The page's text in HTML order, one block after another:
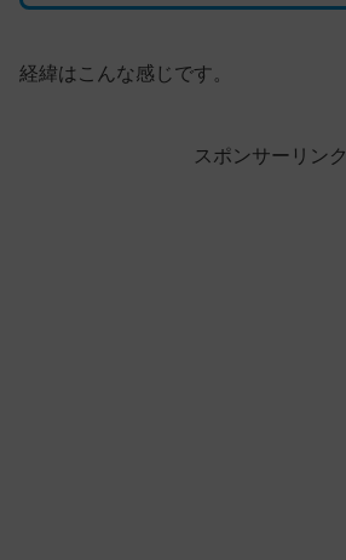
経緯はこんな感じです。
スポンサーリンク